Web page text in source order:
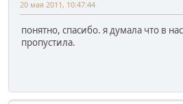
20 мая 2011, 10:47:44
понятно, спасибо. я думала что в
пропустила.